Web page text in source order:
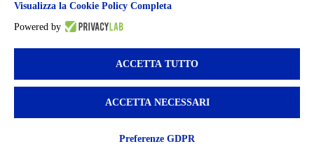
Copyright 2026 | Engineered and powered by Gruppo Spaggiari
Parma S.p.A. | Divisione Publishing & New Social Media
Visualizza la Cookie Policy Completa
Powered by
ACCETTA TUTTO
ACCETTA NECESSARI
Preferenze GDPR